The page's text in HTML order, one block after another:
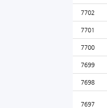
7702
7701
7700
7699
7698
7697